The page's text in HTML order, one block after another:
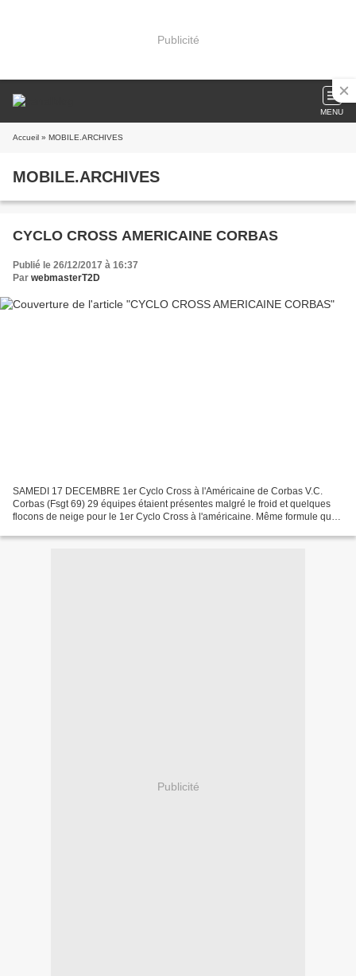
Publicité
MENU
Accueil » MOBILE.ARCHIVES
MOBILE.ARCHIVES
CYCLO CROSS AMERICAINE CORBAS
Publié le 26/12/2017 à 16:37
Par webmasterT2D
SAMEDI 17 DECEMBRE 1er Cyclo Cross à l'Américaine de Corbas V.C.
Corbas (Fsgt 69) 29 équipes étaient présentes malgré le froid et quelques
flocons de neige pour le 1er Cyclo Cross à l'américaine. Même formule que
Publicité